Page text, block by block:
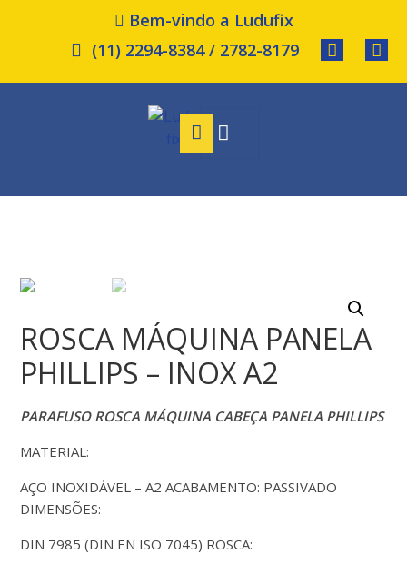
Bem-vindo a Ludufix
(11) 2294-8384 / 2782-8179
ROSCA MÁQUINA PANELA
PHILLIPS – INOX A2
PARAFUSO ROSCA MÁQUINA CABEÇA PANELA PHILLIPS
MATERIAL:
AÇO INOXIDÁVEL – A2 ACABAMENTO: PASSIVADO
DIMENSÕES:
DIN 7985 (DIN EN ISO 7045) ROSCA: